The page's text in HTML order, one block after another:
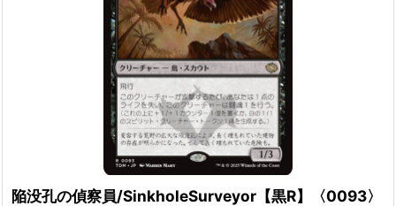
陥没孔の偵察員/SinkholeSurveyor【黒R】〈0093〉